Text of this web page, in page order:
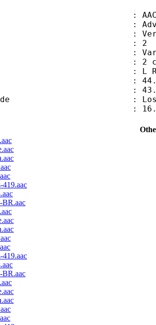
: AAC
: Advanced Audio
version :
ID : 2
mode :
: 2
layout : L
rate : 44.1
: 43.066 FPS
mode :
size : 16.7 MiB
419.aac
BR.aac
419.aac
BR.aac